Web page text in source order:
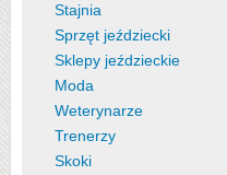
Stajnia
Sprzęt jeździecki
Sklepy jeździeckie
Moda
Weterynarze
Trenerzy
Skoki